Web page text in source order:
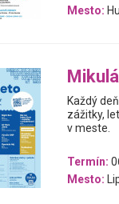
Mesto:
Každý
zážitky,
v meste.
Termín:
Mesto: